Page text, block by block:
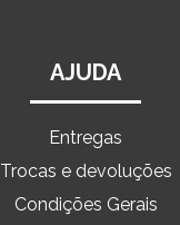
AJUDA
Entregas
Trocas e devoluções
Condições Gerais